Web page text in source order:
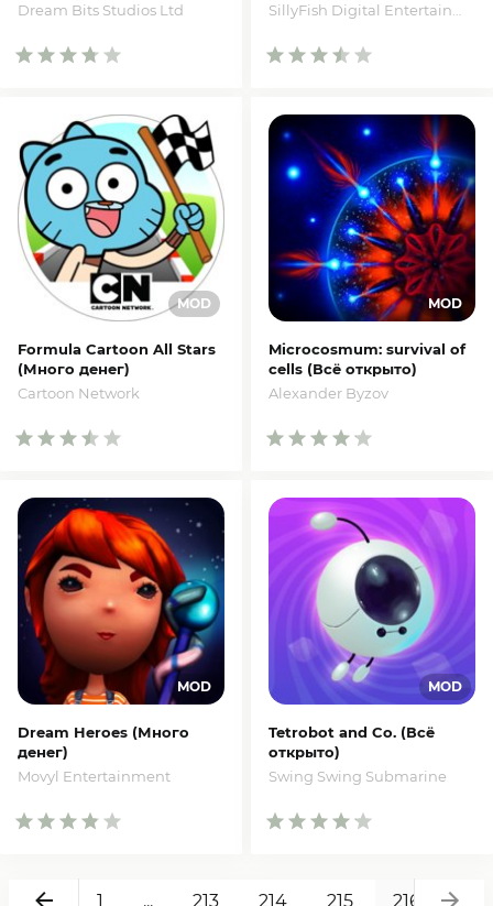
Dream Bits Studios Ltd
Formula Cartoon All Stars
(Много денег)
Cartoon Network
Microcosmum: survival of
cells (Всё открыто)
Alexander Byzov
Dream Heroes (Много
денег)
Movyl Entertainment
Tetrobot and Co. (Всё
открыто)
Swing Swing Submarine
Назад1 ... 213 214 215 216